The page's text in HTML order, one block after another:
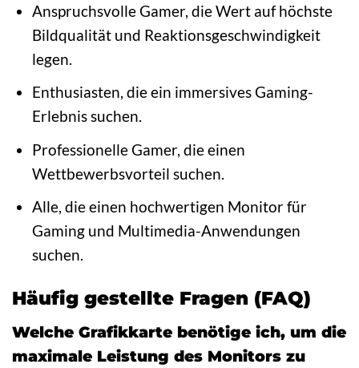
Anspruchsvolle Gamer, die Wert auf höchste
Bildqualität und Reaktionsgeschwindigkeit
legen.
Enthusiasten, die ein immersives Gaming-
Erlebnis suchen.
Professionelle Gamer, die einen
Wettbewerbsvorteil suchen.
Alle, die einen hochwertigen Monitor für
Gaming und Multimedia-Anwendungen
suchen.
Häufig gestellte Fragen (FAQ)
Welche Grafikkarte benötige ich, um die
maximale Leistung des Monitors zu